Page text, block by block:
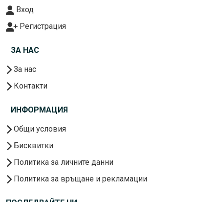
Вход
Регистрация
ЗА НАС
За нас
Контакти
ИНФОРМАЦИЯ
Общи условия
Бисквитки
Политика за личните данни
Политика за връщане и рекламации